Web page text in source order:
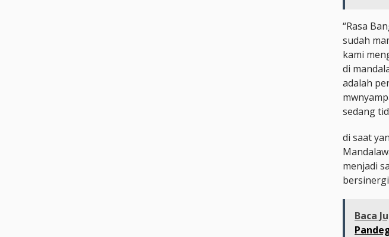
“Rasa
sudah
kami
di
adalah
sedang
di saat
menjadi
Baca